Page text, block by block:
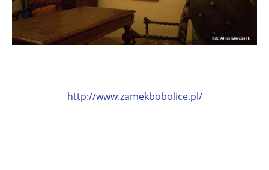
http://www.zamekbobolice.pl/